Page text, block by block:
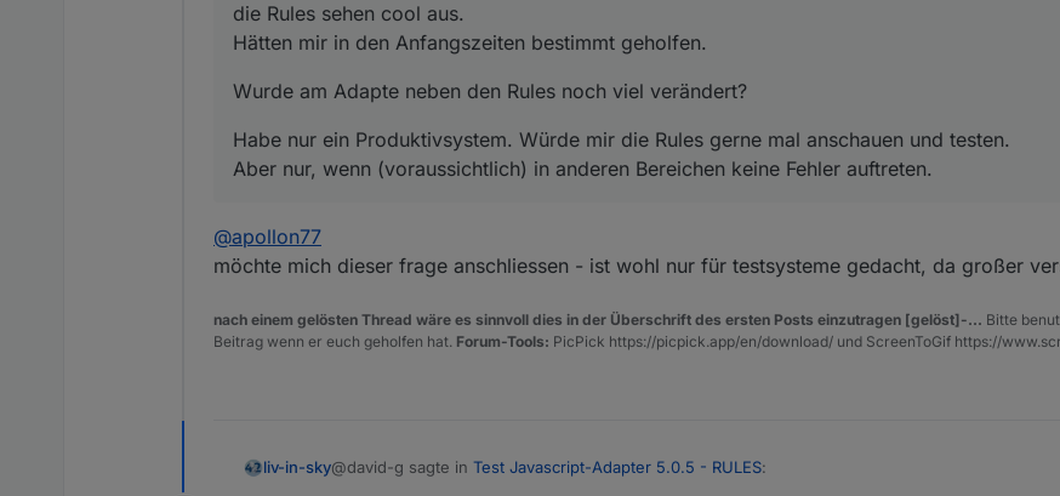
die Rules sehen cool aus.
Hätten mir in den Anfangszeiten bestimmt geholfen.
Wurde am Adapte neben den Rules noch viel verändert?
Habe nur ein Produktivsystem. Würde mir die Rules gerne mal anschauen und testen.
Aber nur, wenn (voraussichtlich) in anderen Bereichen keine Fehler auftreten.
@apollon77
möchte mich dieser frage anschliessen - ist wohl nur für testsysteme gedacht, da großer
nach einem gelösten Thread wäre es sinnvoll dies in der Überschrift des ersten Posts einzutragen [gelöst]-... Bitte
Beitrag wenn er euch geholfen hat. Forum-Tools: PicPick https://picpick.app/en/download/ und ScreenToGif https://
liv-in-sky@david-g sagte in Test Javascript-Adapter 5.0.5 - RULES: